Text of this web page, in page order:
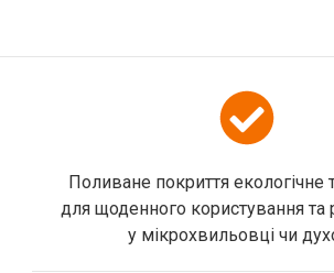
Поливане покриття екологічне
для щоденного користування та
у мікрохвильовці чи